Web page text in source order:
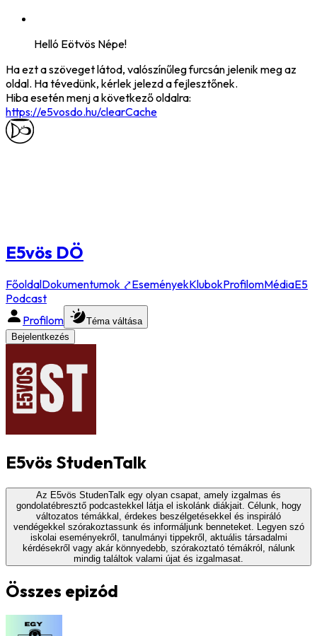
Helló Eötvös Népe!
Ha ezt a szöveget látod, valószínűleg furcsán jelenik meg az
oldal. Ha tévedünk, kérlek jelezd a fejlesztőnek.
Hiba esetén menj a következő oldalra:
https://e5vosdo.hu/clearCache
E5vös DÖ
FőoldalDokumentumok ⤤EseményekKlubokProfilomMédiaE5
Podcast
Profilom
Téma váltása
Bejelentkezés
E5vös StudenTalk
Az E5vös StudenTalk egy olyan csapat, amely izgalmas és
gondolatébresztő podcastekkel látja el iskolánk diákjait. Célunk, hogy
változatos témákkal, érdekes beszélgetésekkel és inspiráló
vendégekkel szórakoztassunk és informáljunk benneteket. Legyen szó
iskolai eseményekről, tanulmányi tippekről, aktuális társadalmi
kérdésekről vagy akár könnyedebb, szórakoztató témákról, nálunk
mindig találtok valami újat és izgalmasat.
Összes epizód